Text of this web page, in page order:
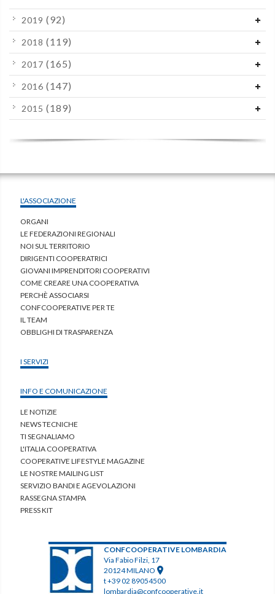
2019 (92)
2018 (119)
2017 (165)
2016 (147)
2015 (189)
L'ASSOCIAZIONE
ORGANI
LE FEDERAZIONI REGIONALI
NOI SUL TERRITORIO
DIRIGENTI COOPERATRICI
GIOVANI IMPRENDITORI COOPERATIVI
COME CREARE UNA COOPERATIVA
PERCHÈ ASSOCIARSI
CONFCOOPERATIVE PER TE
IL TEAM
OBBLIGHI DI TRASPARENZA
I SERVIZI
INFO E COMUNICAZIONE
LE NOTIZIE
NEWS TECNICHE
TI SEGNALIAMO
L'ITALIA COOPERATIVA
COOPERATIVE LIFESTYLE MAGAZINE
LE NOSTRE MAILING LIST
SERVIZIO BANDI E AGEVOLAZIONI
RASSEGNA STAMPA
PRESS KIT
CONFCOOPERATIVE LOMBARDIA
Via Fabio Filzi, 17
20124 MILANO
t +39 02 89054500
lombardia@confcooperative.it